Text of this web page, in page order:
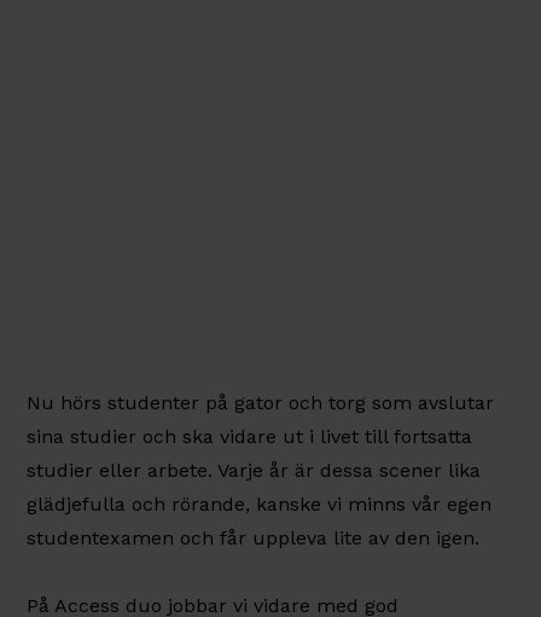
Nu hörs studenter på gator och torg som avslutar
sina studier och ska vidare ut i livet till fortsatta
studier eller arbete. Varje år är dessa scener lika
glädjefulla och rörande, kanske vi minns vår egen
studentexamen och får uppleva lite av den igen.
På Access duo jobbar vi vidare med god